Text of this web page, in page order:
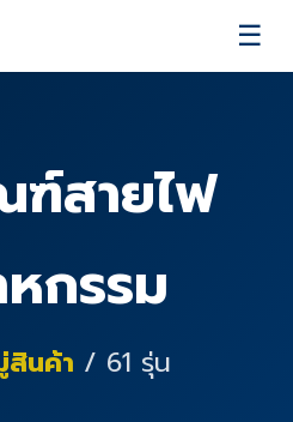
☰
สายไฟ
กรรม
นค้า / 61 รุ่น